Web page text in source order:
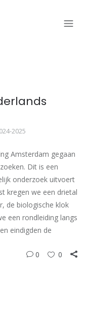
2025
Amsterdam gegaan
Dit is een
onderzoek uitvoert
kregen we een drietal
de biologische klok
een rondleiding langs
eindigden de
0 0